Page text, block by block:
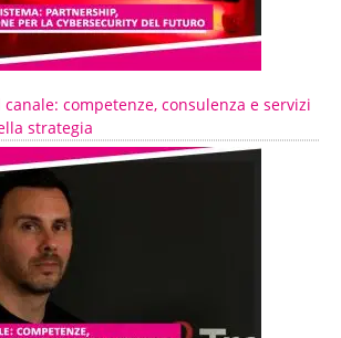
competenze, consulenza e servizi
strategia